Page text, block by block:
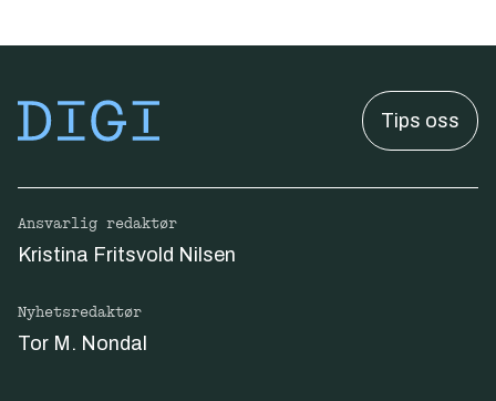
Tips oss
Ansvarlig redaktør
Kristina Fritsvold Nilsen
Nyhetsredaktør
Tor M. Nondal